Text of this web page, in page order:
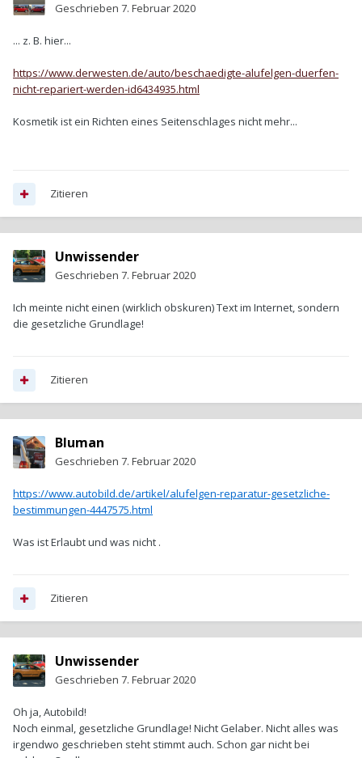
Geschrieben 7. Februar 2020
... z. B. hier...
https://www.derwesten.de/auto/beschaedigte-alufelgen-duerfen-
nicht-repariert-werden-id6434935.html
Kosmetik ist ein Richten eines Seitenschlages nicht mehr...
Zitieren
Unwissender
Geschrieben 7. Februar 2020
Ich meinte nicht einen (wirklich obskuren) Text im Internet, sondern
die gesetzliche Grundlage!
Zitieren
Bluman
Geschrieben 7. Februar 2020
https://www.autobild.de/artikel/alufelgen-reparatur-gesetzliche-
bestimmungen-4447575.html
Was ist Erlaubt und was nicht .
Zitieren
Unwissender
Geschrieben 7. Februar 2020
Oh ja, Autobild!
Noch einmal, gesetzliche Grundlage! Nicht Gelaber. Nicht alles was
irgendwo geschrieben steht stimmt auch. Schon gar nicht bei